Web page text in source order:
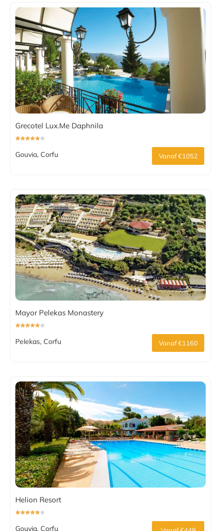
Grecotel Lux.Me Daphnila
Gouvia, Corfu Vanaf €1052
Mayor Pelekas Monastery
Pelekas, Corfu Vanaf €1160
Helion Resort
Gouvia, Corfu